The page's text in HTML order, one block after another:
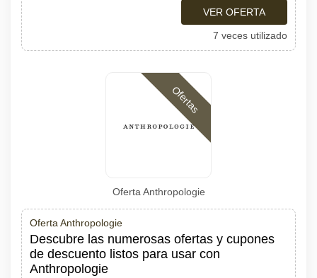
VER OFERTA
7 veces utilizado
Ofertas
Oferta Anthropologie
Oferta Anthropologie
Descubre las numerosas ofertas y cupones
de descuento listos para usar con
Anthropologie